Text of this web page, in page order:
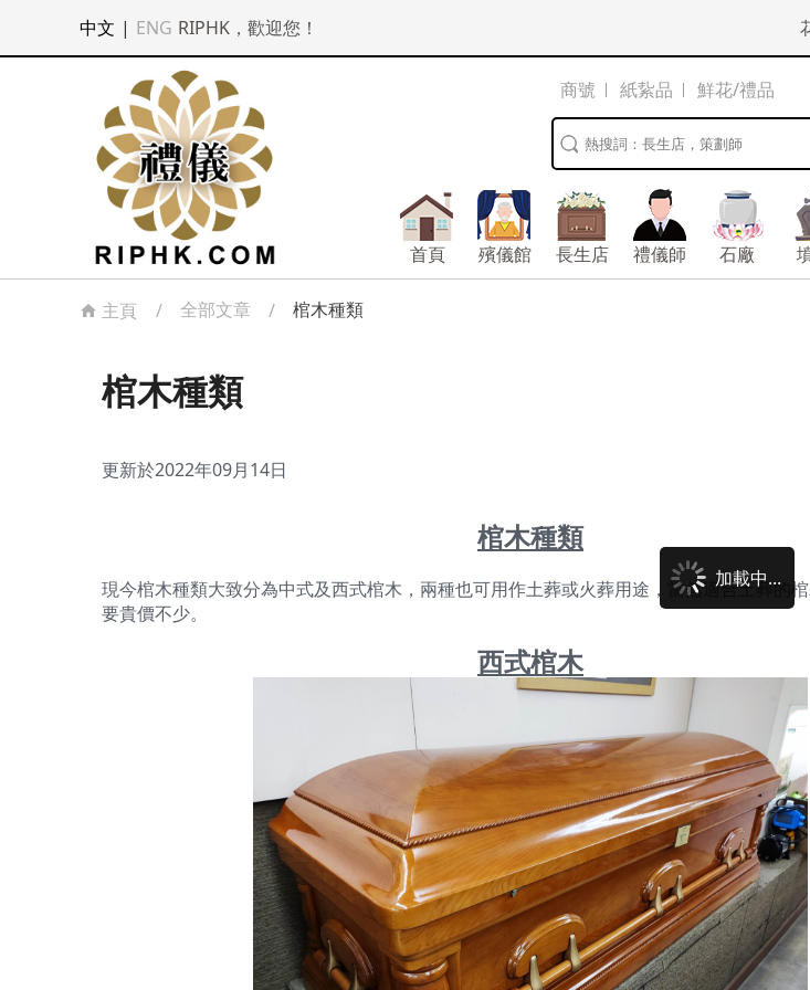
中文 | ENG RIPHK ，歡迎您！
商號 紙紥品 鮮花/禮品
首頁 殯儀館 長生店 禮儀師 石廠
主頁 / 全部文章 / 棺木種類
棺木種類
更新於2022年09月14日
棺木種類
現今棺木種類大致分為中式及西式棺木，兩種也可用作土葬或火葬用途，當然適合土葬的
要貴價不少。
西式棺木
加載中...